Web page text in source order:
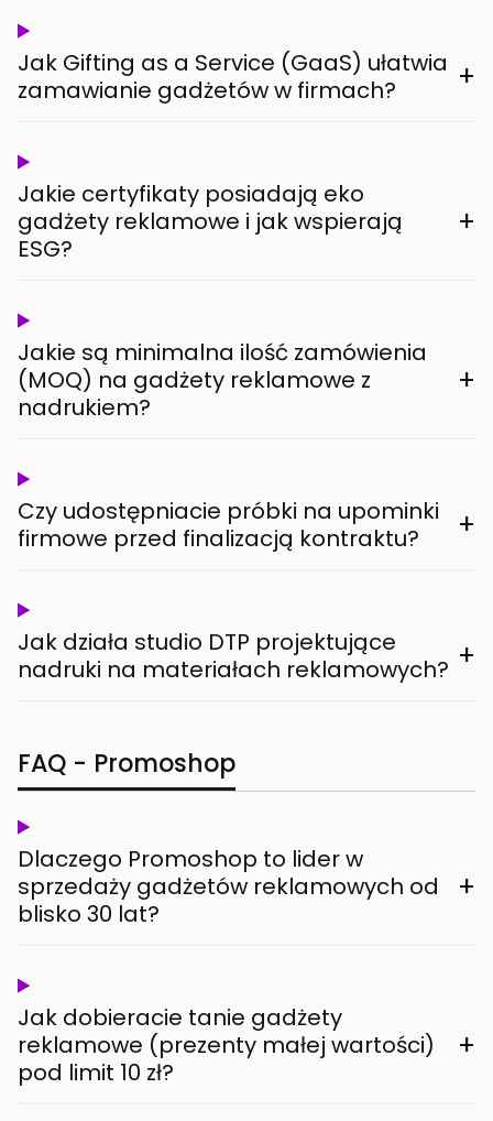
Jak Gifting as a Service (GaaS) ułatwia
zamawianie gadżetów w firmach?
+
Jakie certyfikaty posiadają eko
gadżety reklamowe i jak wspierają
ESG?
+
Jakie są minimalna ilość zamówienia
(MOQ) na gadżety reklamowe z
nadrukiem?
+
Czy udostępniacie próbki na upominki
firmowe przed finalizacją kontraktu?
+
Jak działa studio DTP projektujące
nadruki na materiałach reklamowych? +
FAQ - Promoshop
Dlaczego Promoshop to lider w
sprzedaży gadżetów reklamowych od
blisko 30 lat?
+
Jak dobieracie tanie gadżety
reklamowe (prezenty małej wartości)
pod limit 10 zł?
+